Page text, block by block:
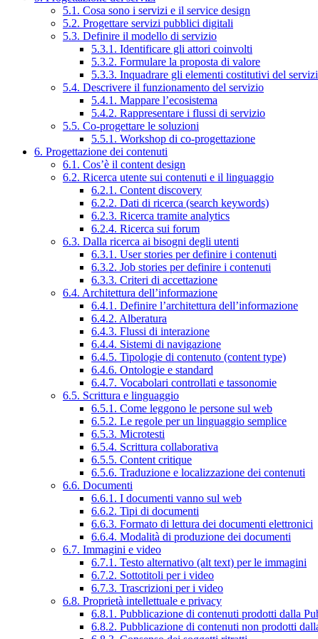
5.1. Cosa sono i servizi e il service design
5.2. Progettare servizi pubblici digitali
5.3. Definire il modello di servizio
5.3.1. Identificare gli attori coinvolti
5.3.2. Formulare la proposta di valore
5.3.3. Inquadrare gli elementi costitutivi del
5.4. Descrivere il funzionamento del servizio
5.4.1. Mappare l’ecosistema
5.4.2. Rappresentare i flussi di servizio
5.5. Co-progettare le soluzioni
5.5.1. Workshop di co-progettazione
6. Progettazione dei contenuti
6.1. Cos’è il content design
6.2. Ricerca utente sui contenuti e il linguaggio
6.2.1. Content discovery
6.2.2. Dati di ricerca (search keywords)
6.2.3. Ricerca tramite analytics
6.2.4. Ricerca sui forum
6.3. Dalla ricerca ai bisogni degli utenti
6.3.1. User stories per definire i contenuti
6.3.2. Job stories per definire i contenuti
6.3.3. Criteri di accettazione
6.4. Architettura dell’informazione
6.4.1. Definire l’architettura dell’informazione
6.4.2. Alberatura
6.4.3. Flussi di interazione
6.4.4. Sistemi di navigazione
6.4.5. Tipologie di contenuto (content type)
6.4.6. Ontologie e standard
6.4.7. Vocabolari controllati e tassonomie
6.5. Scrittura e linguaggio
6.5.1. Come leggono le persone sul web
6.5.2. Le regole per un linguaggio semplice
6.5.3. Microtesti
6.5.4. Scrittura collaborativa
6.5.5. Content critique
6.5.6. Traduzione e localizzazione dei contenuti
6.6. Documenti
6.6.1. I documenti vanno sul web
6.6.2. Tipi di documenti
6.6.3. Formato di lettura dei documenti elettronici
6.6.4. Modalità di produzione dei documenti
6.7. Immagini e video
6.7.1. Testo alternativo (alt text) per le immagini
6.7.2. Sottotitoli per i video
6.7.3. Trascrizioni per i video
6.8. Proprietà intellettuale e privacy
6.8.1. Pubblicazione di contenuti prodotti dalla
6.8.2. Pubblicazione di contenuti non prodotti